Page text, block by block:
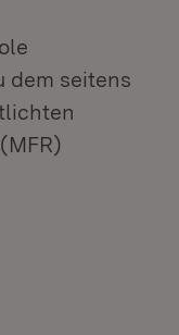
dem seitens